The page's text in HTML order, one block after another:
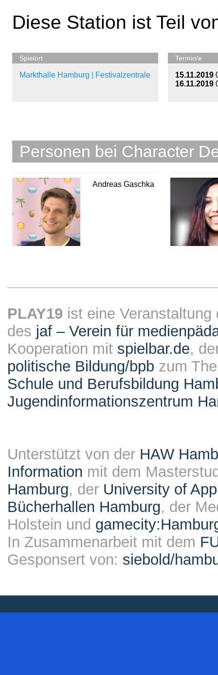
Diese Station ist Teil
Spielort
Markthalle Hamburg | Festivalzentrale
Termin/e
15.11.2019
16.11.2019
Personen bei Character
Andreas Gaschka
PLAY19 ist eine
des jaf – Verein für
Kooperation mit spielbar.de,
politische Bildung/bpb zum
Schule und Berufsbildung
Jugendinformationszentrum
Unterstützt von der HAW
Information mit dem
Hamburg, der University of
Bücherhallen Hamburg, der
Holstein und
In Zusammenarbeit mit dem
Gesponsert von: siebold/